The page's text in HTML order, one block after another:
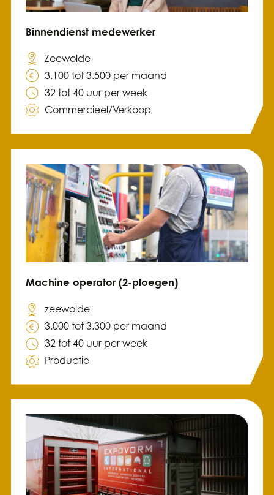
Binnendienst medewerker
Zeewolde
3.100 tot 3.500 per maand
32 tot 40 uur per week
Commercieel/Verkoop
Machine operator (2-ploegen)
zeewolde
3.000 tot 3.300 per maand
32 tot 40 uur per week
Productie